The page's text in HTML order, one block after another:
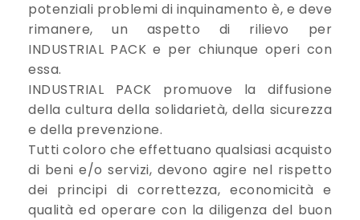
potenziali problemi di inquinamento è, e deve
rimanere, un aspetto di rilievo per
INDUSTRIAL PACK e per chiunque operi con
essa.
INDUSTRIAL PACK promuove la diffusione
della cultura della solidarietà, della sicurezza
e della prevenzione.
Tutti coloro che effettuano qualsiasi acquisto
di beni e/o servizi, devono agire nel rispetto
dei principi di correttezza, economicità e
qualità ed operare con la diligenza del buon